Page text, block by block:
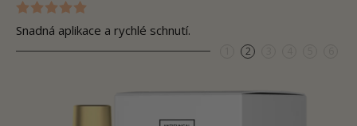
Snadná aplikace a rychlé schnutí.
2